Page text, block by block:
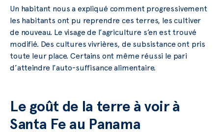
Un habitant nous a expliqué comment progressivement
les habitants ont pu reprendre ces terres, les cultiver
de nouveau. Le visage de l’agriculture s’en est trouvé
modifié. Des cultures vivrières, de subsistance ont pris
toute leur place. Certains ont même réussi le pari
d’atteindre l’auto-suffisance alimentaire.
Le goût de la terre à voir à
Santa Fe au Panama